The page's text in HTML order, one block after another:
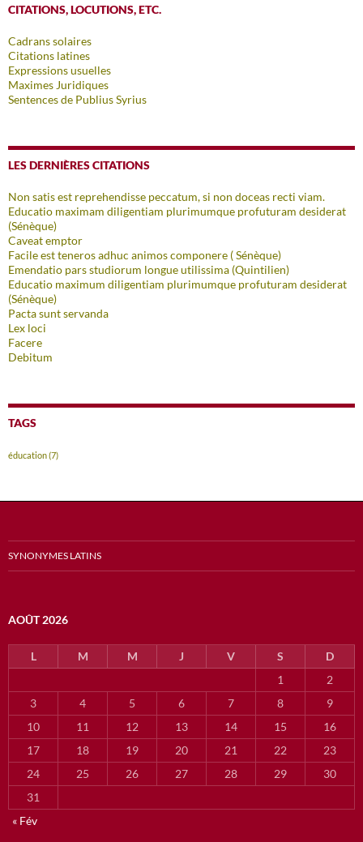
CITATIONS, LOCUTIONS, ETC.
Cadrans solaires
Citations latines
Expressions usuelles
Maximes Juridiques
Sentences de Publius Syrius
LES DERNIÈRES CITATIONS
Non satis est reprehendisse peccatum, si non doceas recti viam.
Educatio maximam diligentiam plurimumque profuturam desiderat
(Sénèque)
Caveat emptor
Facile est teneros adhuc animos componere ( Sénèque)
Emendatio pars studiorum longue utilissima (Quintilien)
Educatio maximum diligentiam plurimumque profuturam desiderat
(Sénèque)
Pacta sunt servanda
Lex loci
Facere
Debitum
TAGS
éducation(7)
SYNONYMES LATINS
AOÛT 2026
L M M J V S
D
1
2
3
4 5 6 7 8
9
10
11 12 13 14 15
16
17
18 19 20 21 22
23
24
25 26 27 28 29
30
31
« Fév